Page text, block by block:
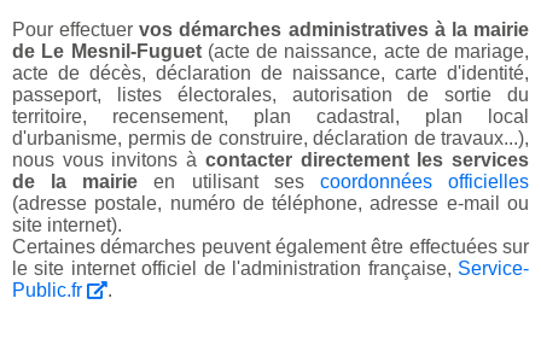
Pour effectuervos démarches administratives à la mairie
de Le Mesnil-Fuguet(acte de naissance, acte de mariage,
acte de décès, déclaration de naissance, carte d'identité,
passeport, listes électorales, autorisation de sortie du
territoire, recensement, plan cadastral, plan local
d'urbanisme, permis de construire, déclaration de travaux...),
nous vous invitons à contacter directement les services
de la mairie en utilisant ses coordonnées officielles
(adresse postale, numéro de téléphone, adresse e-mail ou
site internet).
Certaines démarches peuvent également être effectuées sur
le site internet officiel de l'administration française, Service-
Public.fr
.